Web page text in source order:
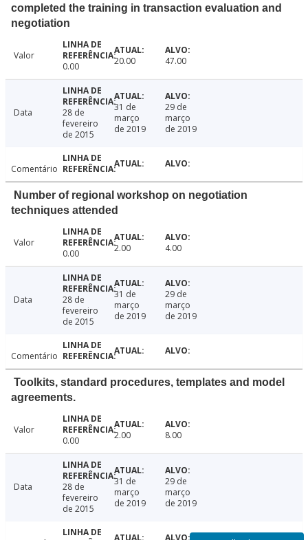
completed the training in transaction evaluation and
negotiation
Valor
0.00
20.00 47.00
Data
28 de
fevereiro
de 2015
31 de
março
de 2019
29 de
março
de 2019
Comentário
Number of regional workshop on negotiation
techniques attended
Valor
0.00
2.00 4.00
Data
28 de
fevereiro
de 2015
31 de
março
de 2019
29 de
março
de 2019
Comentário
Toolkits, standard procedures, templates and model
agreements.
Valor
0.00
2.00 8.00
Data
28 de
fevereiro
de 2015
31 de
março
de 2019
29 de
março
de 2019